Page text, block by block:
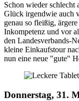
Schon wieder schlecht
Glück irgendwie auch
genau so fleißig,
Inkompetenz und vor
den Landesverbands-
kleine Einkaufstour
nun eine neue "gute"
Donnerstag, 31.